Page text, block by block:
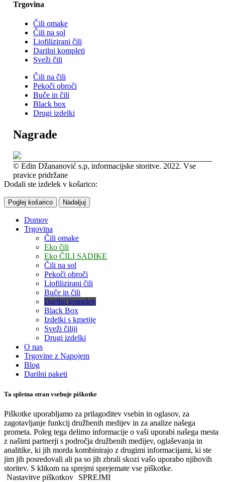
Trgovina
Čili omake
Čili na sol
Liofilizirani čili
Darilni kompleti
Sveži čili
Čili na čili
Pekoči obroči
Buče in čili
Black box
Drugi izdelki
Nagrade
© Edin Džananović s.p, informacijske storitve. 2022. Vse
pravice pridržane
Dodali ste izdelek v košarico:
Poglej košarico Nadaljuj
Domov
Trgovina
Čili omake
Eko čili
Eko ČILI SADIKE
Čili na sol
Pekoči obroči
Liofilizirani čili
Buče in čili
Darilni kompleti
Black Box
Izdelki s kmetije
Sveži čiliji
Drugi izdelki
O nas
Trgovine z Napojem
Blog
Darilni paketi
Ta spletna stran vsebuje piškotke
Piškotke uporabljamo za prilagoditev vsebin in oglasov, za
zagotavljanje funkcij družbenih medijev in za analize našega
prometa. Poleg tega delimo informacije o vaši uporabi našega mesta
z našimi partnerji s področja družbenih medijev, oglaševanja in
analitike, ki jih morda kombinirajo z drugimi informacijami, ki ste
jim jih posredovali ali pa so jih zbrali skozi vašo uporabo njihovih
storitev. S klikom na sprejmi sprejemate vse piškotke.
Nastavitve piškotkov
SPREJMI